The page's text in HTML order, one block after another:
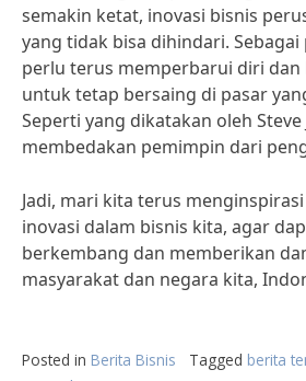
semakin ketat, inovasi bisnis
yang tidak bisa dihindari.
perlu terus memperbarui diri
untuk tetap bersaing di pasar
Seperti yang dikatakan oleh Steve
membedakan pemimpin dari
Jadi, mari kita terus
inovasi dalam bisnis kita, agar
berkembang dan memberikan
masyarakat dan negara kita,
Posted in Berita Bisnis Tagged berita